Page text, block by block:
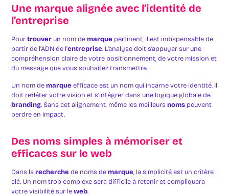
Une marque alignée avec l’identité de
l’entreprise
Pourtrouver un nom demarque pertinent, il est indispensable de
partir de l’ADN de l’entreprise. L’analyse doit s’appuyer sur une
compréhension claire de votre positionnement, de votre mission et
du message que vous souhaitez transmettre.
Un nom demarque efficace est un nom qui incarne votre identité. Il
doit refléter votre vision et s’intégrer dans une logique globale de
branding. Sans cet alignement, même les meilleursnoms peuvent
perdre en impact.
Des noms simples à mémoriser et
efficaces sur le web
Dans larecherche de noms demarque, la simplicité est un critère
clé. Un nom trop complexe sera difficile à retenir et compliquera
votre visibilité sur leweb.